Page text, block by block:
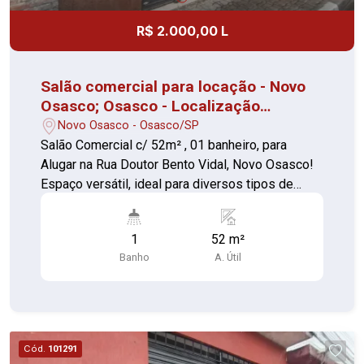
R$ 2.000,00 L
Salão comercial para locação - Novo
Osasco; Osasco - Localização
privilegiada
Novo Osasco - Osasco/SP
Salão Comercial c/ 52m² , 01 banheiro, para
Alugar na Rua Doutor Bento Vidal, Novo Osasco!
Espaço versátil, ideal para diversos tipos de
Localização privilegiada, com grande fluxo de
pessoas e fácil acesso. - Estrutura pronta para
uso, com ótimo potencial para personalização.
1
Banho
52 m²
A. Útil
Cód. 101291